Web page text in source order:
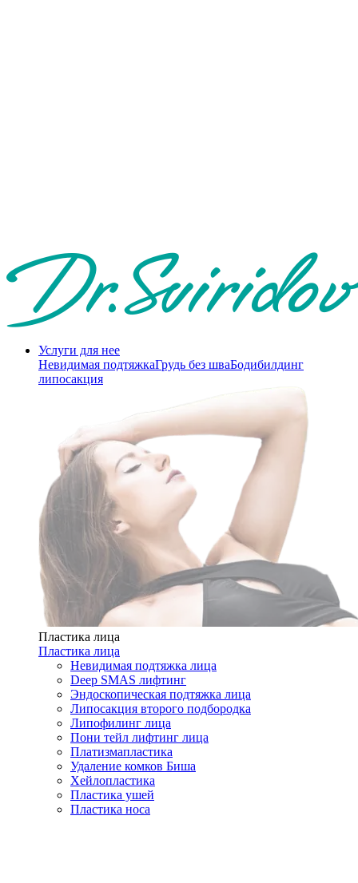
Услуги для нее
Невидимая подтяжкаГрудь без шваБодибилдинг
липосакция
Пластика лица
Пластика лица
Невидимая подтяжка лица
Deep SMAS лифтинг
Эндоскопическая подтяжка лица
Липосакция второго подбородка
Липофилинг лица
Пони тейл лифтинг лица
Платизмапластика
Удаление комков Биша
Хейлопластика
Пластика ушей
Пластика носа